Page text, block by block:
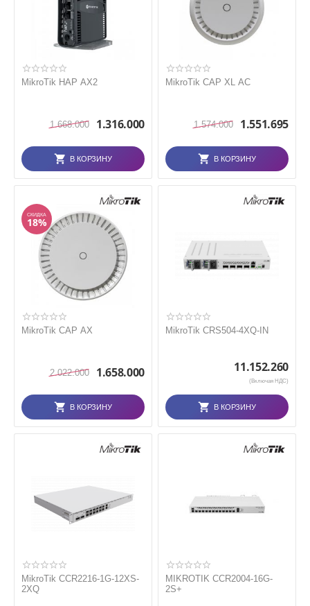
MikroTik HAP AX2
1.668.000 1.316.000
В КОРЗИНУ
MikroTik CAP XL AC
1.574.000 1.551.695
В КОРЗИНУ
СКИДКА
18%
MikroTik CAP AX
2.022.000 1.658.000
В КОРЗИНУ
MikroTik CRS504-4XQ-IN
11.152.260
(Включая НДС)
В КОРЗИНУ
MikroTik CCR2216-1G-12XS-
2XQ
MIKROTIK CCR2004-16G-
2S+